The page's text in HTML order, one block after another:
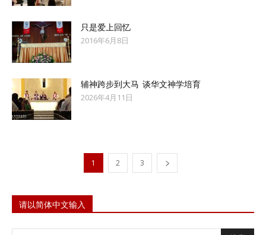
只是爱上回忆
2016年6月8日
辅神跨步到大马 谈华文神学培育
2026年4月11日
1 2 3
请以简体中文输入